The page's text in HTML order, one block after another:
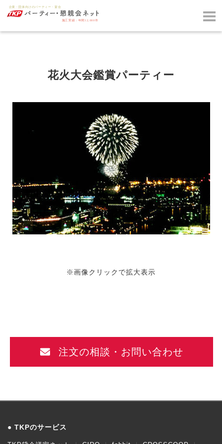
花火大会鑑賞パーティー
※画像クリックで拡大表示
注文の相談・お問い合わせ
TKPのサービス